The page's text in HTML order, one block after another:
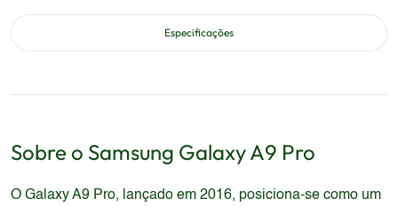
Especificações
Sobre o Samsung Galaxy A9 Pro
O Galaxy A9 Pro, lançado em 2016, posiciona-se como um